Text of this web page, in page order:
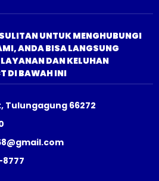
UNTUK MENGHUBUNGI
ANDA BISA LANGSUNG
DAN KELUHAN
DI BAWAH INI
Tulungagung 66272